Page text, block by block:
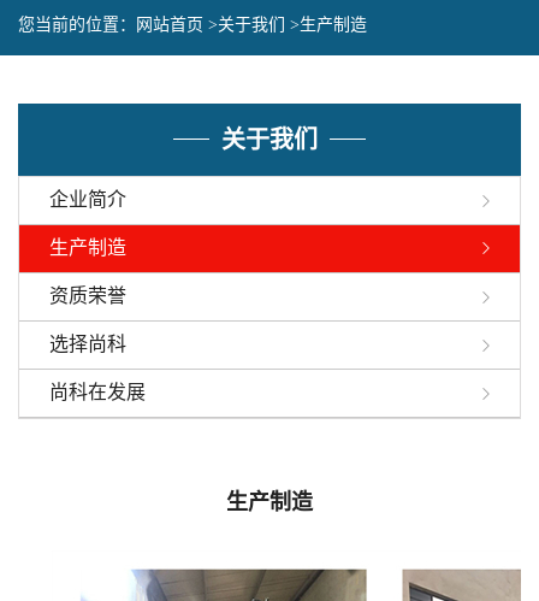
您当前的位置： 网站首页 >关于我们 >生产制造
关于我们
企业简介
生产制造
资质荣誉
选择尚科
尚科在发展
生产制造